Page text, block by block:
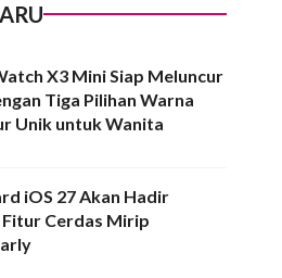
X3 Mini Siap Meluncur
Tiga Pilihan Warna
Unik untuk Wanita
iOS 27 Akan Hadir
Fitur Cerdas Mirip